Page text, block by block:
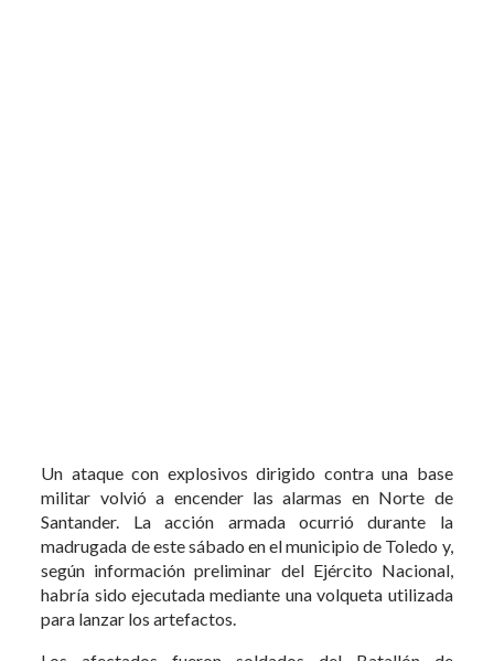
Un ataque con explosivos dirigido contra una base
militar volvió a encender las alarmas en Norte de
Santander. La acción armada ocurrió durante la
madrugada de este sábado en el municipio de Toledo y,
según información preliminar del Ejército Nacional,
habría sido ejecutada mediante una volqueta utilizada
para lanzar los artefactos.